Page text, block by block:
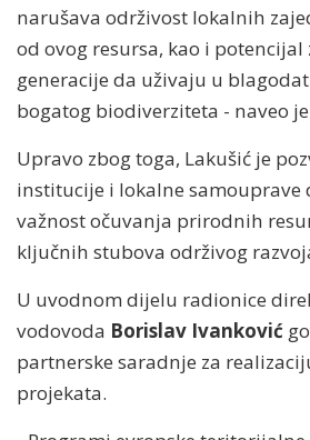
narušava održivost lokalnih
od ovog resursa, kao i potencijal
generacije da uživaju u
bogatog biodiverziteta - naveo
Upravo zbog toga, Lakušić je
institucije i lokalne samouprave
važnost očuvanja prirodnih
ključnih stubova održivog
U uvodnom dijelu radionice
vodovoda Borislav Ivanković
partnerske saradnje za
projekata.